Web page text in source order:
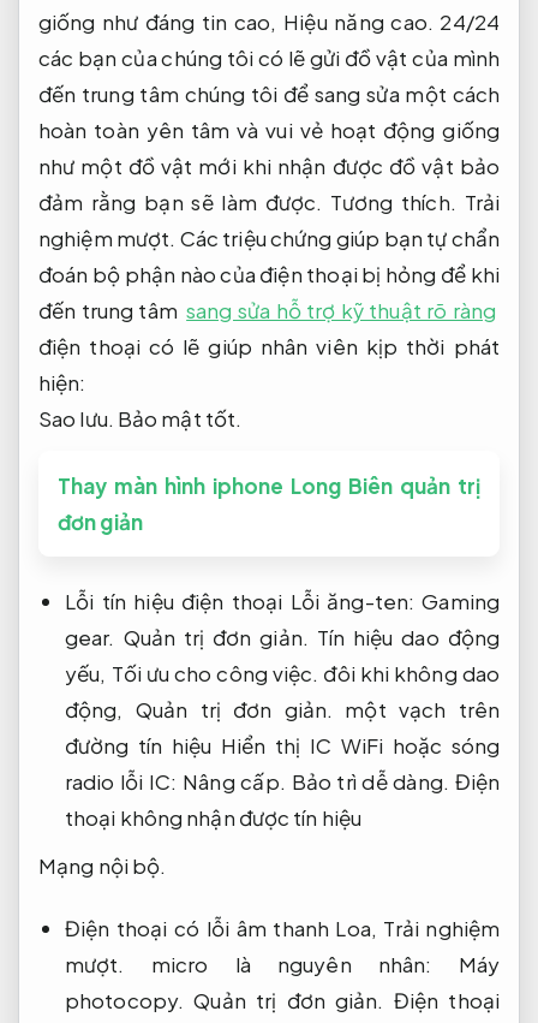
giống như đáng tin cao, Hiệu năng cao. 24/24
các bạn của chúng tôi có lẽ gửi đồ vật của mình
đến trung tâm chúng tôi để sang sửa một cách
hoàn toàn yên tâm và vui vẻ hoạt động giống
như một đồ vật mới khi nhận được đồ vật bảo
đảm rằng bạn sẽ làm được. Tương thích. Trải
nghiệm mượt. Các triệu chứng giúp bạn tự chẩn
đoán bộ phận nào của điện thoại bị hỏng để khi
đến trung tâm sang sửa hỗ trợ kỹ thuật rõ ràng
điện thoại có lẽ giúp nhân viên kịp thời phát
hiện:
Sao lưu. Bảo mật tốt.
Thay màn hình iphone Long Biên quản trị
đơn giản
Lỗi tín hiệu điện thoại Lỗi ăng-ten:Gaming
gear. Quản trị đơn giản. Tín hiệu dao động
yếu, Tối ưu cho công việc. đôi khi không dao
động, Quản trị đơn giản. một vạch trên
đường tín hiệu Hiển thị IC WiFi hoặc sóng
radio lỗi IC: Nâng cấp. Bảo trì dễ dàng. Điện
thoại không nhận được tín hiệu
Mạng nội bộ.
Điện thoại có lỗi âm thanh Loa, Trải nghiệm
mượt.
micro là nguyên nhân: Máy
photocopy. Quản trị đơn giản. Điện thoại